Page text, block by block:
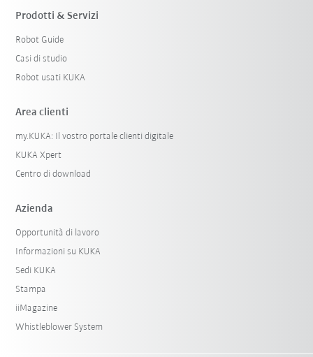
Prodotti & Servizi
Robot Guide
Casi di studio
Robot usati KUKA
Area clienti
my.KUKA: Il vostro portale clienti digitale
KUKA Xpert
Centro di download
Azienda
Opportunità di lavoro
Informazioni su KUKA
Sedi KUKA
Stampa
iiMagazine
Whistleblower System